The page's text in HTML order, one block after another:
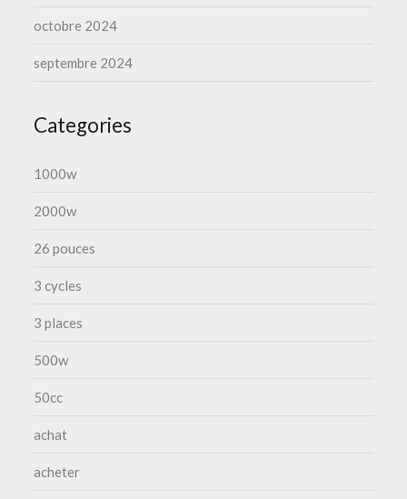
octobre 2024
septembre 2024
Categories
1000w
2000w
26 pouces
3 cycles
3 places
500w
50cc
achat
acheter